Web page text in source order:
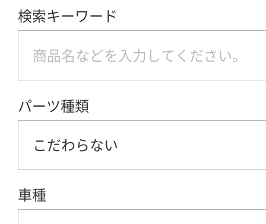
検索キーワード
パーツ種類
こだわらない
車種